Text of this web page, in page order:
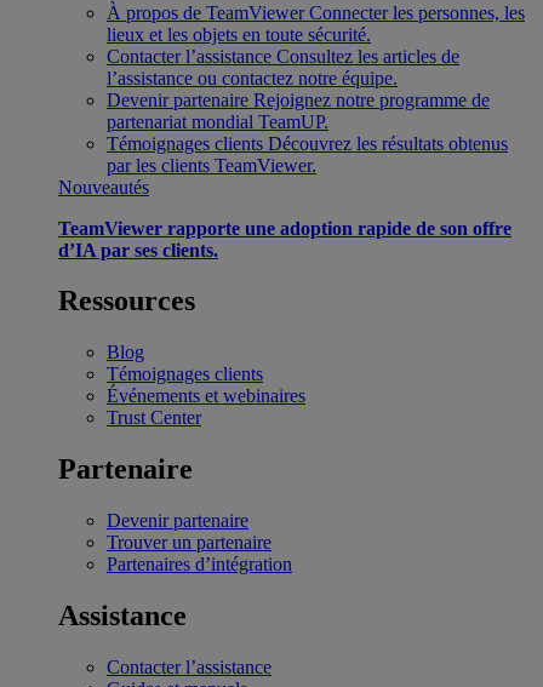
À propos de TeamViewer Connecter les personnes, les
lieux et les objets en toute sécurité.
Contacter l’assistance Consultez les articles de
l’assistance ou contactez notre équipe.
Devenir partenaire Rejoignez notre programme de
partenariat mondial TeamUP.
Témoignages clients Découvrez les résultats obtenus
par les clients TeamViewer.
Nouveautés
TeamViewer rapporte une adoption rapide de son offre
d’IA par ses clients.
Ressources
Blog
Témoignages clients
Événements et webinaires
Trust Center
Partenaire
Devenir partenaire
Trouver un partenaire
Partenaires d’intégration
Assistance
Contacter l’assistance